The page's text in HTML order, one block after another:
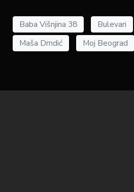
Baba Višnjina 38 Bulevari
Maša Drndić
Moj Beograd